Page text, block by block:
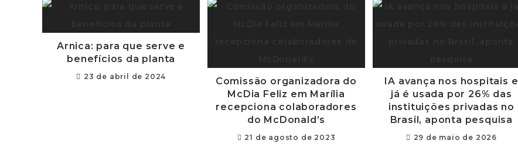
Arnica: para que serve e
benefícios da planta
23 de abril de 2024
Comissão organizadora do
McDia Feliz em Marília
recepciona colaboradores
do McDonald’s
21 de agosto de 2023
IA avança nos hospitais e
já é usada por 26% das
instituições privadas no
Brasil, aponta pesquisa
29 de maio de 2026